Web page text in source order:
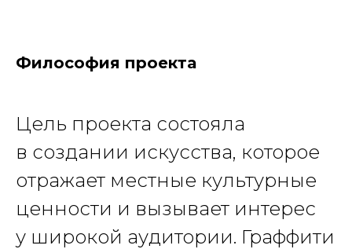
Философия проекта
Цель проекта состояла
в создании искусства, которое
отражает местные культурные
ценности и вызывает интерес
у широкой аудитории. Граффити